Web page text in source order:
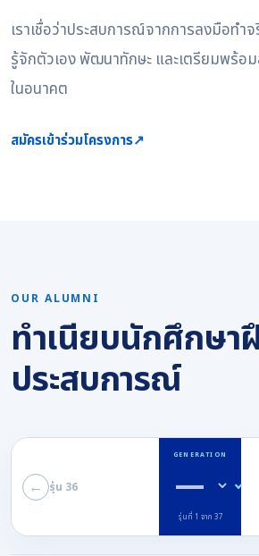
เราเชื่อว่าประสบการณ์จากการลงมือทำ
รู้จักตัวเอง พัฒนาทักษะ และเตรียมพร้อ
ในอนาคต
สมัครเข้าร่วมโครงการ↗
OUR ALUMNI
ทำเนียบนักศึกษา
ประสบการณ์
← รุ่น 36
GENERATION
รุ่นที่ 1 จาก 37